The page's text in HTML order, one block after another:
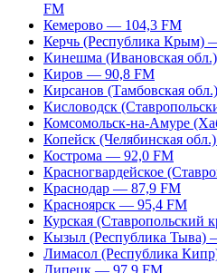
FM
Кемерово — 104,3 FM
Керчь (Республика Крым)
Кинешма (Ивановская
Киров — 90,8 FM
Кирсанов (Тамбовская
Кисловодск
Комсомольск-на-Амуре
Копейск (Челябинская
Кострома — 92,0 FM
Красногвардейское
Краснодар — 87,9 FM
Красноярск — 95,4 FM
Курская (Ставропольский
Кызыл (Республика Тыва)
Лимасол (Республика
Липецк — 97,9 FM